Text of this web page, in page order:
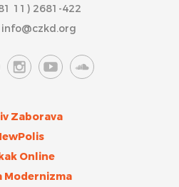
11) 2681-422
info@czkd.org
Zaborava
Online
Modernizma